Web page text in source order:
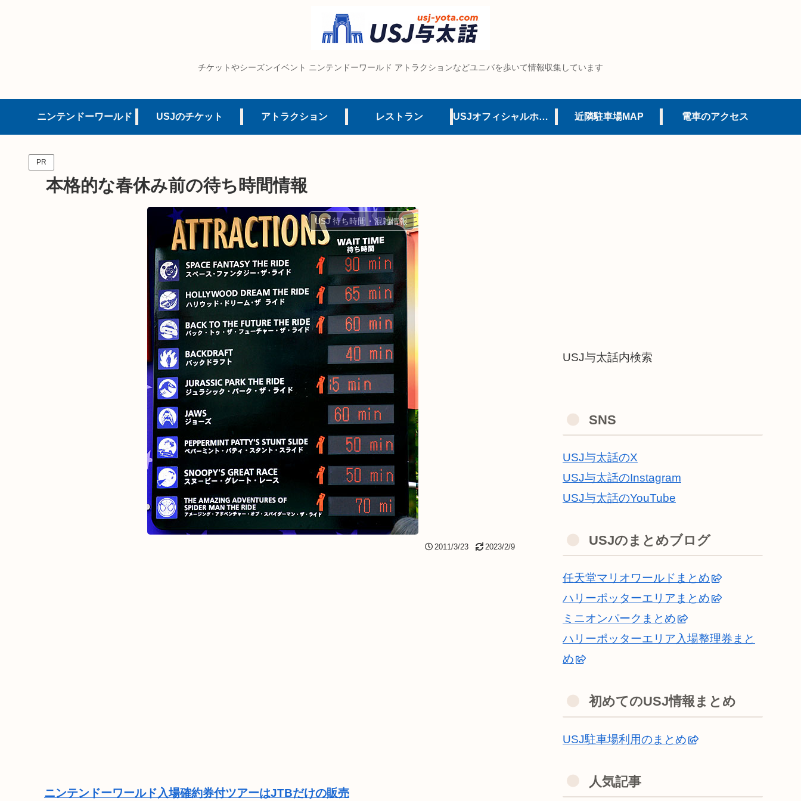
チケットやシーズンイベント ニンテンドーワールド アトラクションなどユニバを歩いて情報収集しています
ニンテンドーワールド USJのチケット アトラクション レストラン USJオフィシャルホテル 近隣駐車場MAP 電車のアクセス
PR
本格的な春休み前の待ち時間情報
USJ 待ち時間・混雑情報
2011/3/23 2023/2/9
ニンテンドーワールド入場確約券付ツアーはJTBだけの販売
USJ与太話内検索
SNS
USJ与太話のX
USJ与太話のInstagram
USJ与太話のYouTube
USJのまとめブログ
任天堂マリオワールドまとめ
ハリーポッターエリアまとめ
ミニオンパークまとめ
ハリーポッターエリア入場整理券まと
め
初めてのUSJ情報まとめ
USJ駐車場利用のまとめ
人気記事